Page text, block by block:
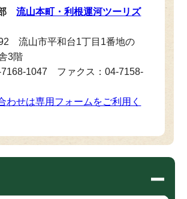
部流山本町・利根運河ツーリズ
流山市平和台1丁目1番地の
3階
7168-1047 ファクス：04-7158-
わせは専用フォームをご利用く